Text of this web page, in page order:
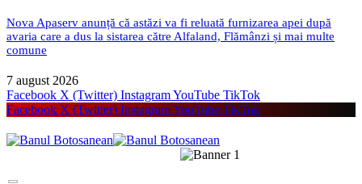
Nova Apaserv anunță că astăzi va fi reluată furnizarea apei după
avaria care a dus la sistarea către Alfaland, Flămânzi și mai multe
comune
7 august 2026
Facebook X (Twitter) InstagramYouTube TikTok
Facebook X (Twitter) InstagramYouTube TikTok